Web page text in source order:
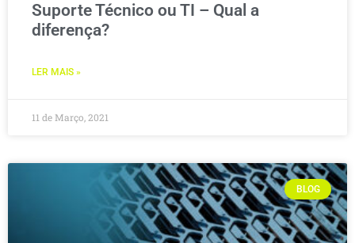
Suporte Técnico ou TI – Qual a
diferença?
LER MAIS »
11 de Março, 2021
BLOG